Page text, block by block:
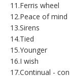
11.Ferris wheel
12.Peace of mind
13.Sirens
14.Tied
15.Younger
16.I wish
17.Continual -